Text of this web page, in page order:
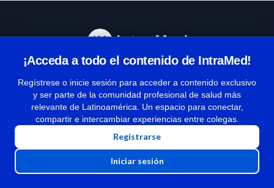
¡Acceda a todo el contenido de IntraMed!
Regístrese o inicie sesión para acceder a contenido exclusivo
y ser parte de la comunidad profesional de salud más
relevante de Latinoamérica. Un espacio para conectar,
compartir e intercambiar experiencias entre colegas.
Registrarse
Iniciar sesión
Términos y condiciones
| Políticas de privacidad
| Todos los derechos reservados | Copyright 1997-2026